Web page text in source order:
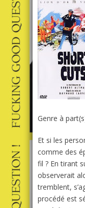
Genre à
Et si les
comme des
fil ? En tirant
observerait
tremblent,
procédé est